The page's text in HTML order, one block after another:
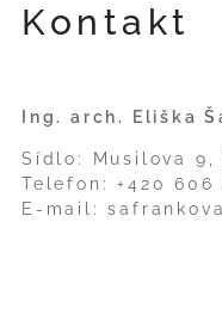
Kontakt
Ing. arch. Eliška
Sídlo: Musilova 9,
Telefon: +420 606
E-mail: